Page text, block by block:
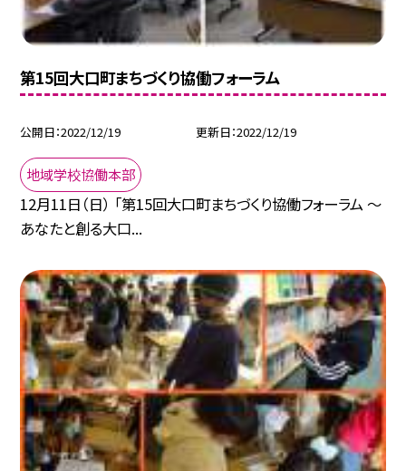
第15回大口町まちづくり協働フォーラム
公開日 2022/12/19 更新日 2022/12/19
地域学校協働本部
12月11日（日） 「第15回大口町まちづくり協働フォーラム 〜
あなたと創る大口...